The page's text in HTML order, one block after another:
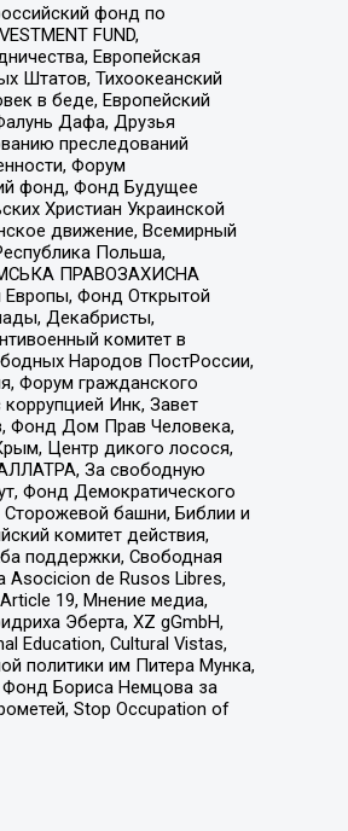
фонд по
FUND,
Европейская
Штатов, Тихоокеанский
в беде, Европейский
Дафа, Друзья
преследований
Форум
фонд, Фонд Будущее
Христиан Украинской
движение, Всемирный
Польша,
ПРАВОЗАХИСНА
Европы, Фонд Открытой
Декабристы,
комитет в
Народов ПостРоссии,
Форум гражданского
Инк, Завет
Фонд Дом Прав Человека,
Центр дикого лосося,
За свободную
Фонд Демократического
Сторожевой башни, Библии и
комитет действия,
поддержки, Свободная
de Rusos Libres,
19, Мнение медиа,
Эберта, XZ gGmbH,
Education, Cultural Vistas,
политики им Питера Мунка,
Бориса Немцова за
Stop Occupation of